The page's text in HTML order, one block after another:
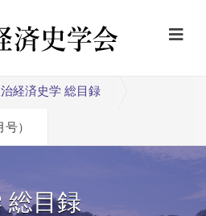
経済史学 総目録
）
総目録